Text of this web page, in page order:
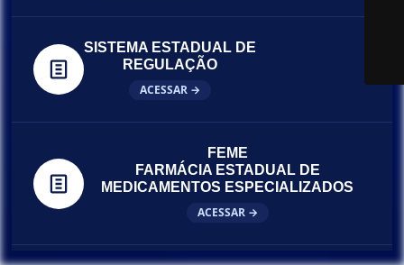
SISTEMA ESTADUAL DE
REGULAÇÃO
ACESSAR →
FEME
FARMÁCIA ESTADUAL DE
MEDICAMENTOS ESPECIALIZADOS
ACESSAR →